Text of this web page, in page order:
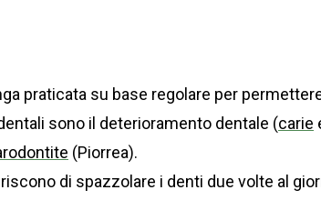
praticata su base regolare per
sono il deterioramento dentale (carie
(Piorrea).
di spazzolare i denti due volte al